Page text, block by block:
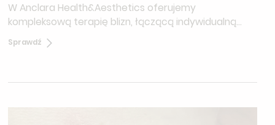
W Anclara Health&Aesthetics oferujemy
kompleksową terapię blizn, łączącą indywidualną
diagnostykę, dobór odpowiednich metod leczenia i
kompleksową opiekę z nowoczesnymi procedurami
Sprawdź